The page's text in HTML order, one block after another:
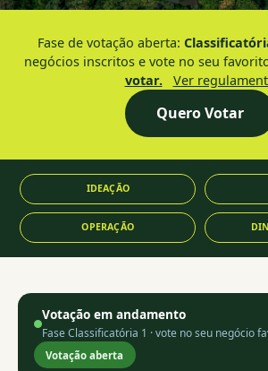
Fase de votação aberta:
negócios inscritos e vote no seu
votar.
Ver
Quero Votar
IDEAÇÃO
OPERAÇÃO
Votação em andamento
Fase Classificatória 1 · vote no seu negócio
Votação aberta